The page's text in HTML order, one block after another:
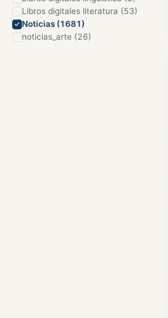
Libros digitales literatura (53)
Noticias (1681)
noticias_arte (26)